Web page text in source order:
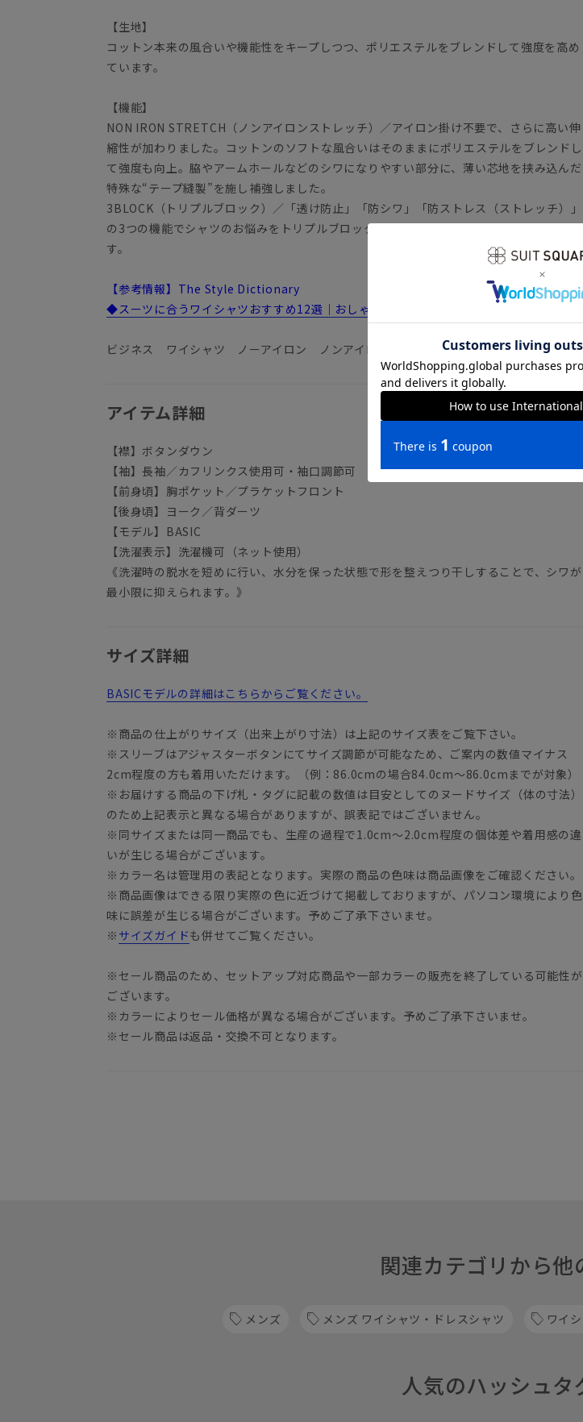
【生地】
コットン本来の風合いや機能性をキープしつつ、ポリエステルをブレンドして強度を高め
ています。
【機能】
NON IRON STRETCH（ノンアイロンストレッチ）／アイロン掛け不要で、さらに高い伸
縮性が加わりました。コットンのソフトな風合いはそのままにポリエステルをブレンドし
て強度も向上。脇やアームホールなどのシワになりやすい部分に、薄い芯地を挟み込んだ
特殊な“テープ縫製”を施し補強しました。
3BLOCK（トリプルブロック）／「透け防止」「防シワ」「防ストレス（ストレッチ）」
の3つの機能でシャツのお悩みをトリプルブロック！ 忙しい毎日を快適にサポートしま
す。
【参考情報】The Style Dictionary
◆スーツに合うワイシャツおすすめ12選｜おしゃれ＆失敗しないシャツの選び方
ビジネス ワイシャツ ノーアイロン ノンアイロン イージーケア 形態安定
アイテム詳細
【襟】ボタンダウン
【袖】長袖／カフリンクス使用可・袖口調節可
【前身頃】胸ポケット／プラケットフロント
【後身頃】ヨーク／背ダーツ
【モデル】BASIC
【洗濯表示】洗濯機可（ネット使用）
《洗濯時の脱水を短めに行い、水分を保った状態で形を整えつり干しすることで、シワが
最小限に抑えられます。》
サイズ詳細
BASICモデルの詳細はこちらからご覧ください。
※商品の仕上がりサイズ（出来上がり寸法）は上記のサイズ表をご覧下さい。
※スリーブはアジャスターボタンにてサイズ調節が可能なため、ご案内の数値マイナス
2cm程度の方も着用いただけます。（例：86.0cmの場合84.0cm～86.0cmまでが対象）
※お届けする商品の下げ札・タグに記載の数値は目安としてのヌードサイズ（体の寸法）
のため上記表示と異なる場合がありますが、誤表記ではございません。
※同サイズまたは同一商品でも、生産の過程で1.0cm～2.0cm程度の個体差や着用感の違
いが生じる場合がございます。
※カラー名は管理用の表記となります。実際の商品の色味は商品画像をご確認ください。
※商品画像はできる限り実際の色に近づけて掲載しておりますが、パソコン環境により色
味に誤差が生じる場合がございます。予めご了承下さいませ。
※ サイズガイドも併せてご覧ください。
※セール商品のため、セットアップ対応商品や一部カラーの販売を終了している可能性が
ございます。
※カラーによりセール価格が異なる場合がございます。予めご了承下さいませ。
※セール商品は返品・交換不可となります。
関連カテゴリから他
メンズ メンズ ワイシャツ・ドレスシャツ ワイ
人気のハッシュタ